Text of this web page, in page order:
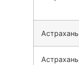
Астрахань
Астрахань